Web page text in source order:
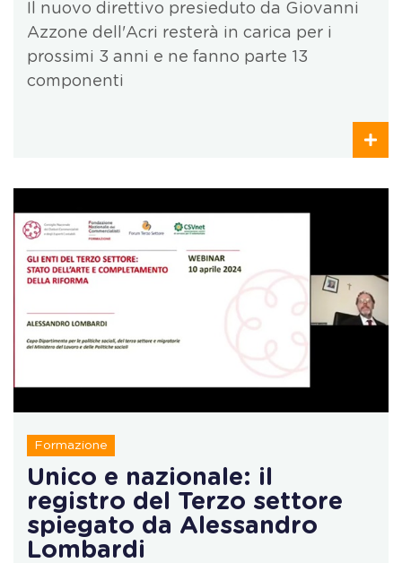
Il nuovo direttivo presieduto da Giovanni
Azzone dell'Acri resterà in carica per i
prossimi 3 anni e ne fanno parte 13
componenti
Formazione
Unico e nazionale: il
registro del Terzo settore
spiegato da Alessandro
Lombardi